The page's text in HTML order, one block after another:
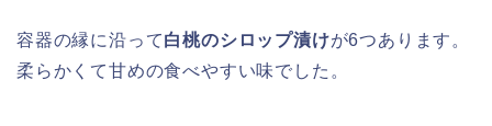
容器の縁に沿って白桃のシロップ漬けが6つあります。
柔らかくて甘めの食べやすい味でした。